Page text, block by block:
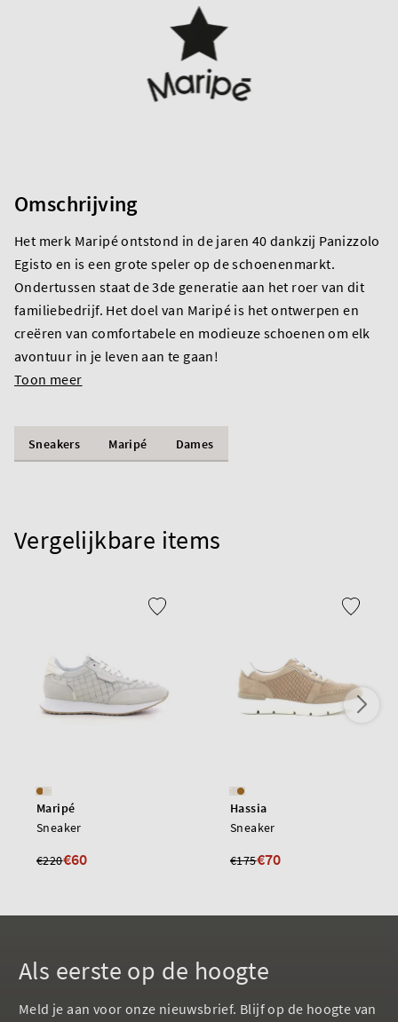
Omschrijving
Het merk Maripé ontstond in de jaren 40 dankzij Panizzolo
Egisto en is een grote speler op de schoenenmarkt.
Ondertussen staat de 3de generatie aan het roer van dit
familiebedrijf. Het doel van Maripé is het ontwerpen en
creëren van comfortabele en modieuze schoenen om elk
avontuur in je leven aan te gaan!
Toon meer
Sneakers Maripé Dames
Vergelijkbare items
Maripé
Sneaker
€220€60
Hassia
Sneaker
€175€70
Als eerste op de hoogte
Meld je aan voor onze nieuwsbrief. Blijf op de hoogte van